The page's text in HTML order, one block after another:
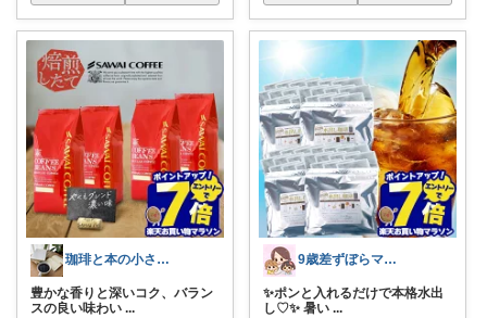
珈琲と本の小さな喫茶店☕️📕
豊かな香りと深いコク、バラン
スの良い味わい ...
9歳差ずぼらママの買って良かったもの✨
✨ポンと入れるだけで本格水出
し♡✨ 暑い ...